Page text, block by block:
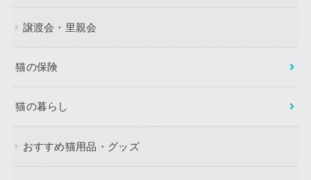
譲渡会・里親会
猫の保険
猫の暮らし
おすすめ猫用品・グッズ